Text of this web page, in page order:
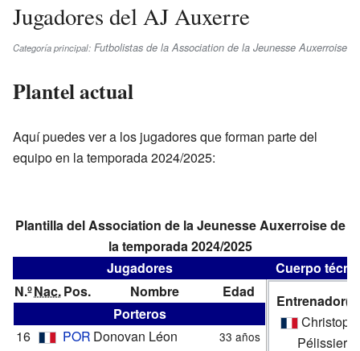
Jugadores del AJ Auxerre
Categoría principal: Futbolistas de la Association de la Jeunesse Auxerroise
Plantel actual
Aquí puedes ver a los jugadores que forman parte del
equipo en la temporada 2024/2025:
Plantilla del Association de la Jeunesse Auxerroise de
la temporada 2024/2025
Jugadores
Cuerpo
N.ºNac.Pos. Nombre
Edad
Porteros
16
POR Donovan Léon 33 años
Pélissier